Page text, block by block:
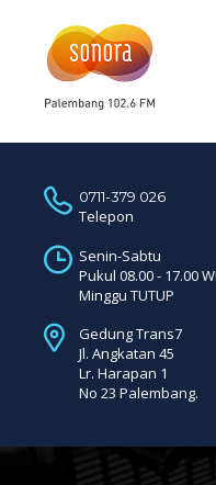
0711-379 026
Telepon
Senin-Sabtu
Pukul 08.00 - 17.00
Minggu TUTUP
Gedung Trans7
Jl. Angkatan 45
Lr. Harapan 1
No 23 Palembang.